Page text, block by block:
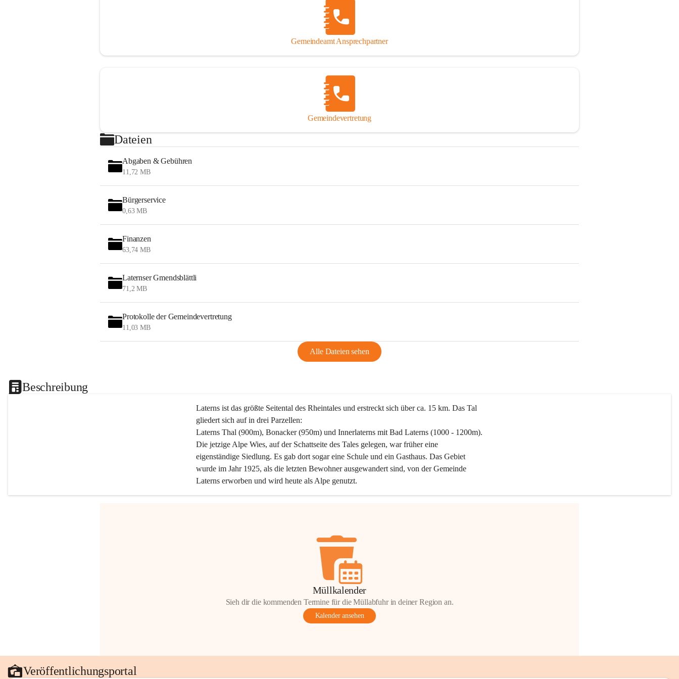
Gemeindeamt Ansprechpartner
Gemeindevertretung
Dateien
Abgaben & Gebühren
11,72 MB
Bürgerservice
0,63 MB
Finanzen
63,74 MB
Laternser Gmendsblättli
71,2 MB
Protokolle der Gemeindevertretung
11,03 MB
Alle Dateien sehen
Beschreibung
Laterns ist das größte Seitental des Rheintales und erstreckt sich über ca. 15 km. Das Tal
gliedert sich auf in drei Parzellen:
Laterns Thal (900m), Bonacker (950m) und Innerlaterns mit Bad Laterns (1000 - 1200m).
Die jetzige Alpe Wies, auf der Schattseite des Tales gelegen, war früher eine
eigenständige Siedlung. Es gab dort sogar eine Schule und ein Gasthaus. Das Gebiet
wurde im Jahr 1925, als die letzten Bewohner ausgewandert sind, von der Gemeinde
Laterns erworben und wird heute als Alpe genutzt.
Müllkalender
Sieh dir die kommenden Termine für die Müllabfuhr in deiner Region an.
Kalender ansehen
Veröffentlichungsportal